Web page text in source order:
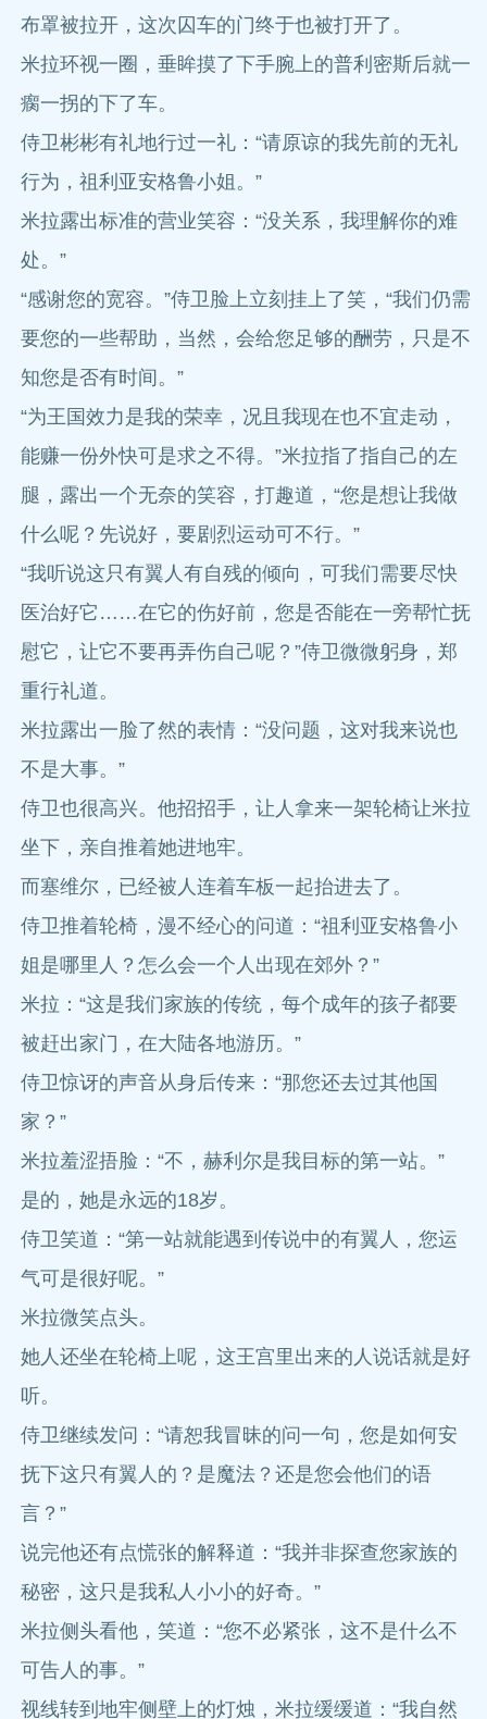
布罩被拉开，这次囚车的门终于也被打开了。
米拉环视一圈，垂眸摸了下手腕上的普利密斯后就一
瘸一拐的下了车。
侍卫彬彬有礼地行过一礼：“请原谅的我先前的无礼
行为，祖利亚安格鲁小姐。”
米拉露出标准的营业笑容：“没关系，我理解你的难
处。”
“感谢您的宽容。”侍卫脸上立刻挂上了笑，“我们仍需
要您的一些帮助，当然，会给您足够的酬劳，只是不
知您是否有时间。”
“为王国效力是我的荣幸，况且我现在也不宜走动，
能赚一份外快可是求之不得。”米拉指了指自己的左
腿，露出一个无奈的笑容，打趣道，“您是想让我做
什么呢？先说好，要剧烈运动可不行。”
“我听说这只有翼人有自残的倾向，可我们需要尽快
医治好它……在它的伤好前，您是否能在一旁帮忙抚
慰它，让它不要再弄伤自己呢？”侍卫微微躬身，郑
重行礼道。
米拉露出一脸了然的表情：“没问题，这对我来说也
不是大事。”
侍卫也很高兴。他招招手，让人拿来一架轮椅让米拉
坐下，亲自推着她进地牢。
而塞维尔，已经被人连着车板一起抬进去了。
侍卫推着轮椅，漫不经心的问道：“祖利亚安格鲁小
姐是哪里人？怎么会一个人出现在郊外？”
米拉：“这是我们家族的传统，每个成年的孩子都要
被赶出家门，在大陆各地游历。”
侍卫惊讶的声音从身后传来：“那您还去过其他国
家？”
米拉羞涩捂脸：“不，赫利尔是我目标的第一站。”
是的，她是永远的18岁。
侍卫笑道：“第一站就能遇到传说中的有翼人，您运
气可是很好呢。”
米拉微笑点头。
她人还坐在轮椅上呢，这王宫里出来的人说话就是好
听。
侍卫继续发问：“请恕我冒昧的问一句，您是如何安
抚下这只有翼人的？是魔法？还是您会他们的语
言？”
说完他还有点慌张的解释道：“我并非探查您家族的
秘密，这只是我私人小小的好奇。”
米拉侧头看他，笑道：“您不必紧张，这不是什么不
可告人的事。”
视线转到地牢侧壁上的灯烛，米拉缓缓道：“我自然